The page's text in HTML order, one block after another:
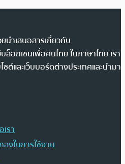
นำเสนอสารเกี่ยวกับ
ล็อกเชนเพื่อคนไทย ในภาษาไทย เรา
และเว็บบอร์ดต่างประเทศและนำมา
รา
งในการใช้งาน